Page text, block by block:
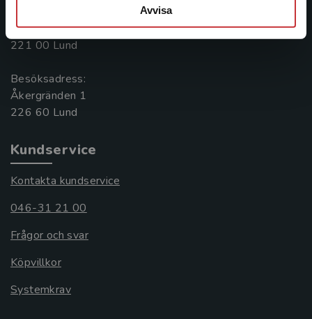
Avvisa
Box 141
221 00 Lund
Besöksadress:
Åkergränden 1
Kundservice
Kontakta kundservice
046-31 21 00
Frågor och svar
Köpvillkor
Systemkrav